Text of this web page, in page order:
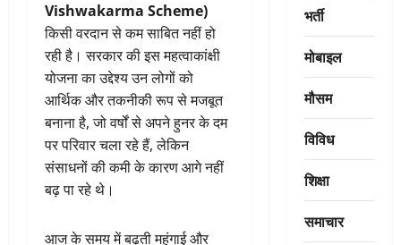
Vishwakarma Scheme)
किसी वरदान से कम साबित नहीं हो
रही है। सरकार की इस महत्वाकांक्षी
योजना का उद्देश्य उन लोगों को
आर्थिक और तकनीकी रूप से मजबूत
बनाना है, जो वर्षों से अपने हुनर के दम
पर परिवार चला रहे हैं, लेकिन
संसाधनों की कमी के कारण आगे नहीं
बढ़ पा रहे थे।
आज के समय में बढ़ती महंगाई और
भर्ती
मोबाइल
मौसम
विविध
शिक्षा
समाचार